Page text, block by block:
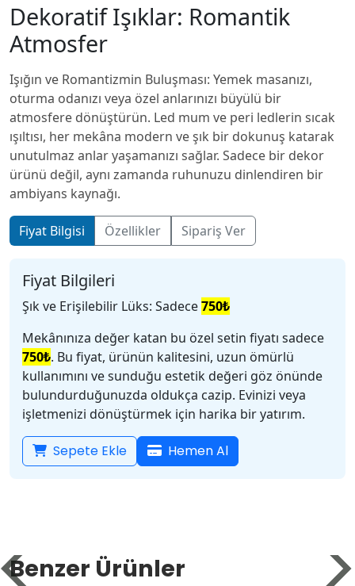
+90 552 664 0650
@zeynled
Dekoratif Işıklar: Romantik
Atmosfer
​Işığın ve Romantizmin Buluşması: Yemek masanızı,
oturma odanızı veya özel anlarınızı büyülü bir
atmosfere dönüştürün. Led mum ve peri ledlerin sıcak
ışıltısı, her mekâna modern ve şık bir dokunuş katarak
unutulmaz anlar yaşamanızı sağlar. Sadece bir dekor
ürünü değil, aynı zamanda ruhunuzu dinlendiren bir
ambiyans kaynağı.
Fiyat Bilgisi Özellikler Sipariş Ver
Fiyat Bilgileri
​Şık ve Erişilebilir Lüks: Sadece750₺
​Mekânınıza değer katan bu özel setin fiyatı sadece
750₺. Bu fiyat, ürünün kalitesini, uzun ömürlü
kullanımını ve sunduğu estetik değeri göz önünde
bulundurduğunuzda oldukça cazip. Evinizi veya
işletmenizi dönüştürmek için harika bir yatırım.
Sepete Ekle Hemen Al
Benzer Ürünler